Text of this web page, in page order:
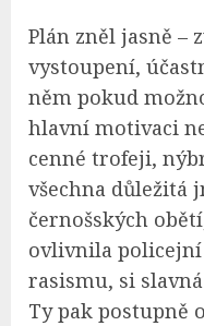
Plán zněl jasně –
vystoupení,
něm pokud
hlavní motivaci
cenné trofeji,
všechna důležitá
černošských
ovlivnila
rasismu, si
Ty pak postupně